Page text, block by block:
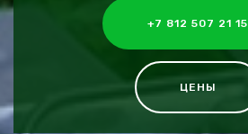
+7 812 507 21 15
ЦЕНЫ